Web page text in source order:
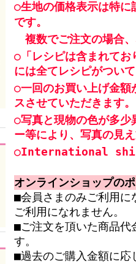
○生地の価格表示は特に
です。
複数でご注文の場合
○「レシピは含まれてお
には全てレシピがつい
○一回のお買い上げ金
スさせていただきます。
○写真と現物の色が多少
ー等により、写真の見
○International
オンラインショップの
■会員さまのみご利用に
ご利用になれません。
■ご注文を頂いた商品代
す。
■過去のご購入金額に応